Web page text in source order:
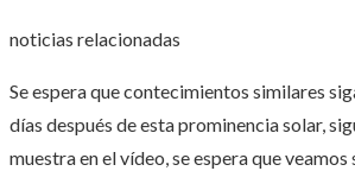
noticias relacionadas
Se espera que contecimientos similares
días después de esta prominencia solar,
muestra en el vídeo, se espera que veamos